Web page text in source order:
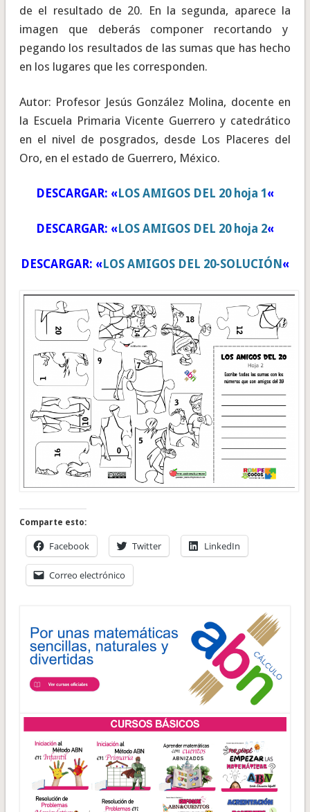
de el resultado de 20. En la segunda, aparece la
imagen que deberás componer recortando y
pegando los resultados de las sumas que has hecho
en los lugares que les corresponden.
Autor: Profesor Jesús González Molina, docente en
la Escuela Primaria Vicente Guerrero y catedrático
en el nivel de posgrados, desde Los Placeres del
Oro, en el estado de Guerrero, México.
DESCARGAR: « LOS AMIGOS DEL 20 hoja 1 «
DESCARGAR: « LOS AMIGOS DEL 20 hoja 2«
DESCARGAR: « LOS AMIGOS DEL 20-SOLUCIÓN «
Comparte esto:
Facebook Twitter LinkedIn
Correo electrónico